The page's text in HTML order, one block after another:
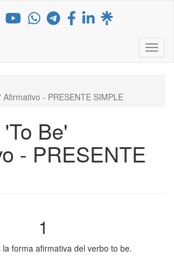
Afirmativo - PRESENTE SIMPLE
Be'
- PRESENTE
1
forma afirmativa del verbo to be.